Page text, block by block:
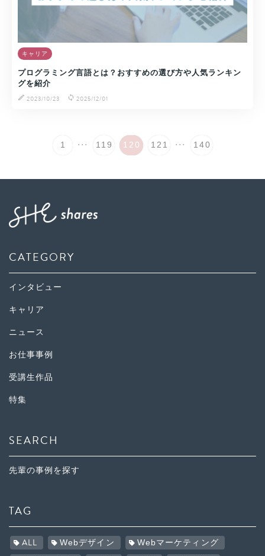
キャリア
プログラミング言語とは？おすすめの選び方や人気ランキン
グを紹介
2023/10/23
2025/12/01
1 ... 119 120 121 ... 140
CATEGORY
インタビュー
キャリア
ニュース
お仕事事例
受講生作品
特集
SEARCH
先輩の事例を探す
TAG
ALL Webデザイン Webマーケティング